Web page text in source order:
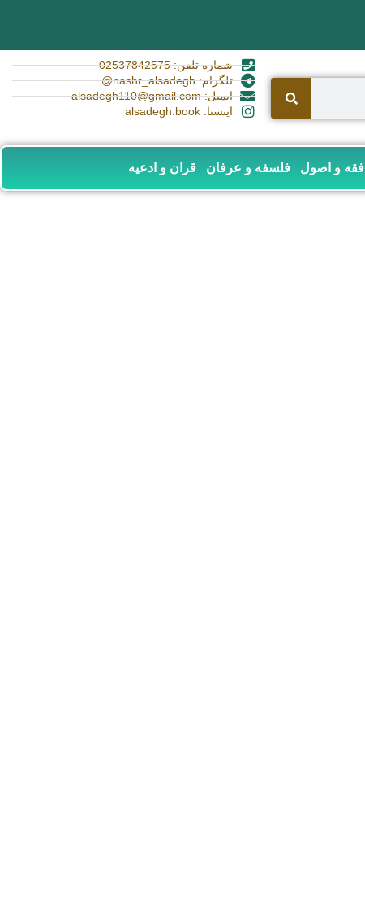
شماره تلفن: 02537842575
تلگرام: nashr_alsadegh@
ایمیل: alsadegh110@gmail.com
اینستا: alsadegh.book
فقه و اصول فلسفه و عرفان قران و ادعیه